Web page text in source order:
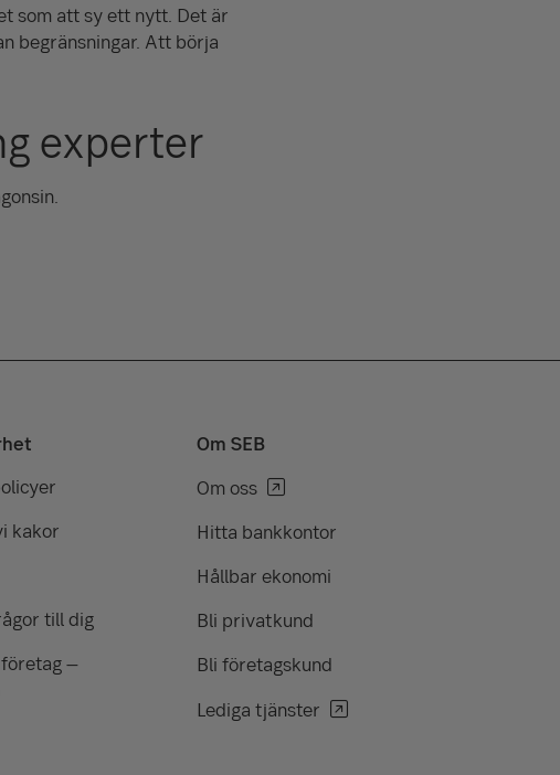
som att sy ett nytt. Det är
begränsningar. Att börja
experter
kakor
till dig
–
Om SEB
Om oss
Hitta bankkontor
Hållbar ekonomi
Bli privatkund
Bli företagskund
Lediga tjänster